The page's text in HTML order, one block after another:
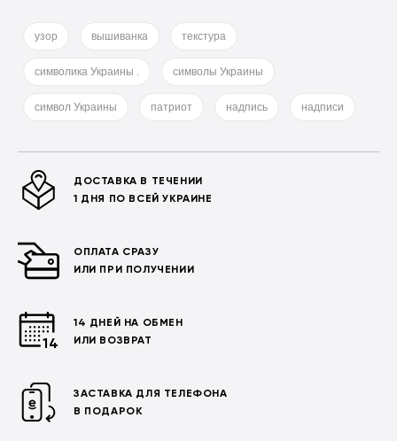
узор вышиванка текстура
символика Украины . символы Украины
символ Украины патриот надпись надписи
ДОСТАВКА В ТЕЧЕНИИ
1 ДНЯ ПО ВСЕЙ УКРАИНЕ
ОПЛАТА СРАЗУ
ИЛИ ПРИ ПОЛУЧЕНИИ
14 ДНЕЙ НА ОБМЕН
ИЛИ ВОЗВРАТ
ЗАСТАВКА ДЛЯ ТЕЛЕФОНА
В ПОДАРОК